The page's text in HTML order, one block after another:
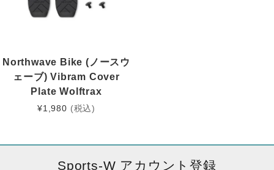
Northwave Bike (ノースウ
ェーブ) Vibram Cover
Plate Wolftrax
¥1,980 (税込)
Sports-W アカウント登録